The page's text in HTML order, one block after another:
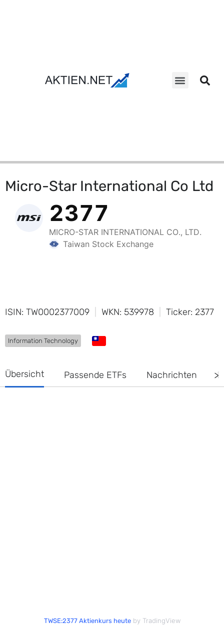
Micro-Star International Co Ltd
ISIN: TW0002377009 WKN: 539978 Ticker: 2377
Information Technology
Übersicht Passende ETFs Nachrichten
TWSE:2377 Aktienkurs heuteby TradingView